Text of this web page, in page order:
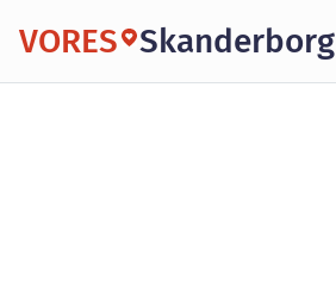
VORES Skanderborg